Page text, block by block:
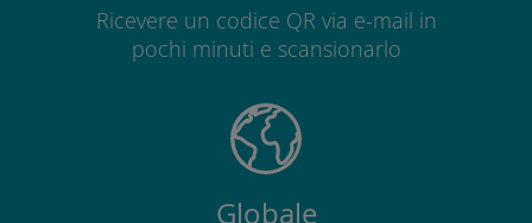
Ricevere un codice QR via e-mail in
pochi minuti e scansionarlo
Globale